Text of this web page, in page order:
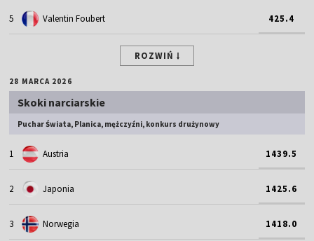
5 Valentin Foubert 425.4
ROZWIŃ
28 MARCA 2026
Skoki narciarskie
Puchar Świata, Planica, mężczyźni, konkurs drużynowy
1 Austria 1439.5
2 Japonia 1425.6
3 Norwegia 1418.0